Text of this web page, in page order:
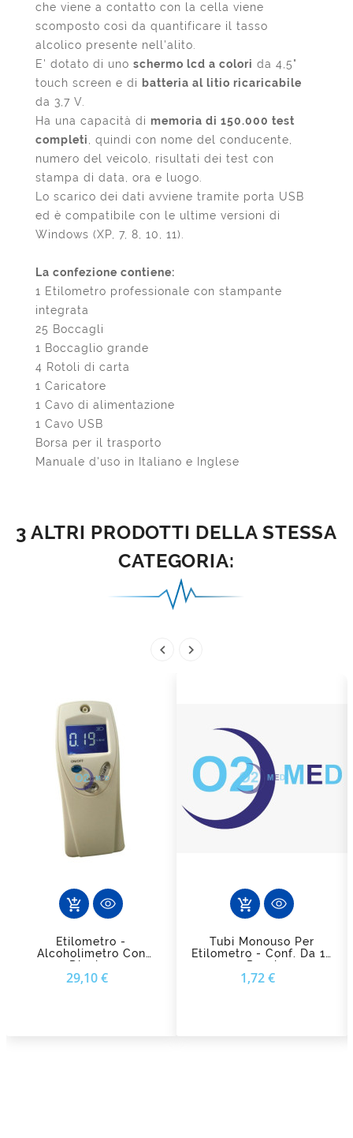
che viene a contatto con la cella viene
scomposto così da quantificare il tasso
alcolico presente nell'alito.
E' dotato di uno schermo lcd a colori da 4,5"
touch screen e di batteria al litio ricaricabile
da 3,7 V.
Ha una capacità di memoria di 150.000 test
completi
, quindi con nome del conducente,
numero del veicolo, risultati dei test con
stampa di data, ora e luogo.
Lo scarico dei dati avviene tramite porta USB
ed è compatibile con le ultime versioni di
Windows (XP, 7, 8, 10, 11).
La confezione contiene:
1 Etilometro professionale con stampante
integrata
25 Boccagli
1 Boccaglio grande
4 Rotoli di carta
1 Caricatore
1 Cavo di alimentazione
1 Cavo USB
Borsa per il trasporto
Manuale d'uso in Italiano e Inglese
3 ALTRI PRODOTTI DELLA STESSA
CATEGORIA:
 
add_shopping_cart
Etilometro -
Alcoholimetro Con
Display
29,10 €
add_shopping_cart
Tubi Monouso Per
Etilometro - Conf. Da 12
Pezzi
1,72 €